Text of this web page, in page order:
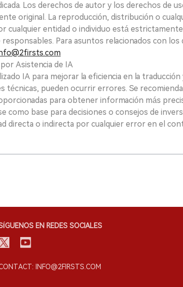
Los derechos de autor y los derechos de
original. La reproducción, distribución o
cualquier entidad o individuo está
Para asuntos relacionados con los
Asistencia de IA
IA para mejorar la eficiencia en la traducción
técnicas, pueden ocurrir errores. Se
para obtener información más
como base para decisiones o consejos de
directa o indirecta por cualquier error en el
EN REDES SOCIALES
INFO@2FIRSTS.COM